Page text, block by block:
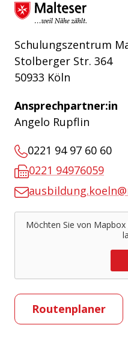
Malteser Hilfsdienst
Schulungszentrum
Stolberger Str. 364
50933 Köln
Ansprechpartner:in
Angelo Rupflin
0221 94 97 60 60
0221 94976059
Möchten Sie von Mapbox
Routenplaner